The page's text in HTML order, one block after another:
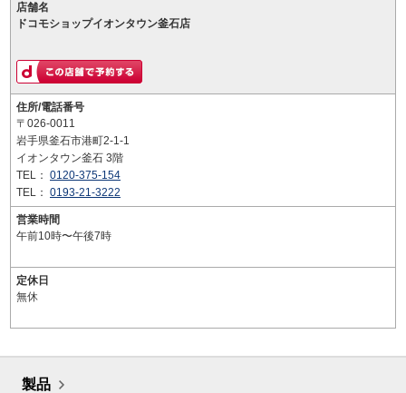
店舗名
ドコモショップイオンタウン釜石店
住所/電話番号
〒026-0011
岩手県釜石市港町2-1-1
イオンタウン釜石 3階
TEL： 0120-375-154
TEL： 0193-21-3222
営業時間
午前10時〜午後7時
定休日
無休
製品